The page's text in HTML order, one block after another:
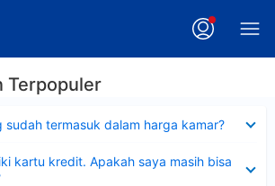
Terpopuler
sudah termasuk dalam harga kamar?
kartu kredit. Apakah saya masih bisa